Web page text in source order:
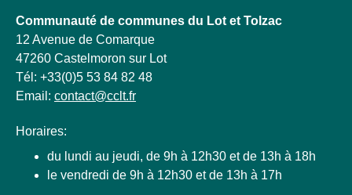
Communauté de communes du Lot et Tolzac
12 Avenue de Comarque
47260 Castelmoron sur Lot
Tél: +33(0)5 53 84 82 48
Email: contact@cclt.fr
Horaires:
du lundi au jeudi, de 9h à 12h30 et de 13h à 18h
le vendredi de 9h à 12h30 et de 13h à 17h